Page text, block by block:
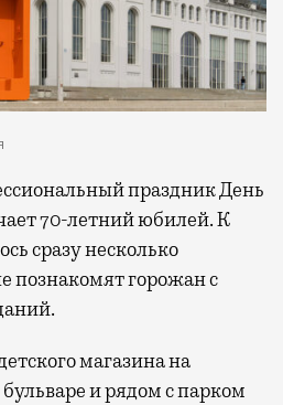
70-летний юбилей. К
сразу несколько
познакомят горожан с
магазина на
и рядом с парком